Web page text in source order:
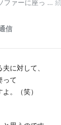
に対して、
って
。（笑）